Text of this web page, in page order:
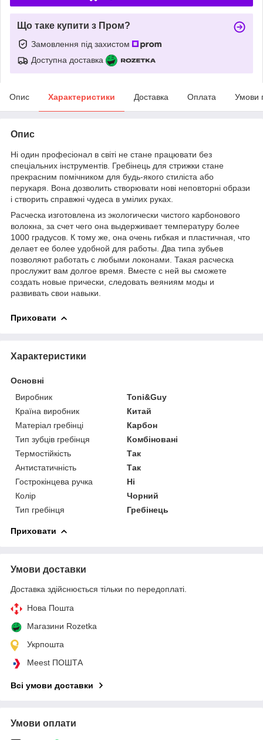
Що таке купити з Пром?
Замовлення під захистом
Доступна доставка
Опис Характеристики Доставка Оплата Умови
Опис
Ні один професіонал в світі не стане працювати без
спеціальних інструментів. Гребінець для стрижки стане
прекрасним помічником для будь-якого стиліста або
перукаря. Вона дозволить створювати нові неповторні образи
і створить справжні чудеса в умілих руках.
Расческа изготовлена из экологически чистого карбонового
волокна, за счет чего она выдерживает температуру более
1000 градусов. К тому же, она очень гибкая и пластичная, что
делает ее более удобной для работы. Два типа зубьев
позволяют работать с любыми локонами. Такая расческа
прослужит вам долгое время. Вместе с ней вы сможете
создать новые прически, следовать веяниям моды и
развивать свои навыки.
Приховати
Характеристики
Основні
Виробник
Toni&Guy
Країна виробник
Китай
Матеріал гребінці
Карбон
Тип зубців гребінця
Комбіновані
Термостійкість
Так
Антистатичність
Так
Гострокінцева ручка
Ні
Колір
Чорний
Тип гребінця
Гребінець
Приховати
Умови доставки
Доставка здійснюється тільки по передоплаті.
Нова Пошта
Магазини Rozetka
Укрпошта
Meest ПОШТА
Всі умови доставки
Умови оплати